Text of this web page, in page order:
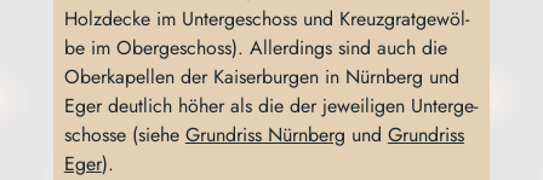
Holz­de­cke im Unter­ge­schoss und Kreuz­grat­ge­wöl­
be im Ober­ge­schoss). Aller­dings sind auch die
Ober­ka­pel­len der Kai­ser­bur­gen in Nürn­berg und
Eger deut­lich höher als die der jewei­li­gen Unter­ge­
schos­se (sie­he Grund­riss Nürn­berg und Grund­riss
Eger).